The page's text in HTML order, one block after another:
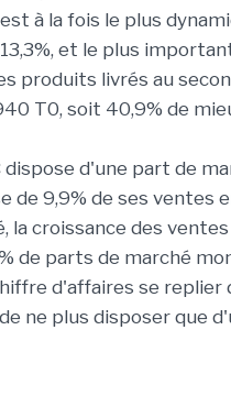
est à la fois le plus
13,3%, et le plus
produits livrés au
T0, soit 40,9% de
d'une part de
de 9,9% de ses ventes
la croissance des
de parts de marché
d'affaires se replier
ne plus disposer que